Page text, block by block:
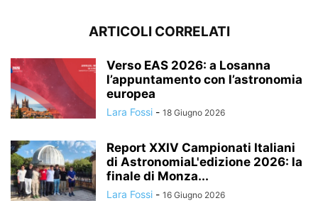
ARTICOLI CORRELATI
Verso EAS 2026: a Losanna
l’appuntamento con l’astronomia
europea
Lara Fossi - 18 Giugno 2026
Report XXIV Campionati Italiani
di AstronomiaL'edizione 2026: la
finale di Monza...
Lara Fossi - 16 Giugno 2026